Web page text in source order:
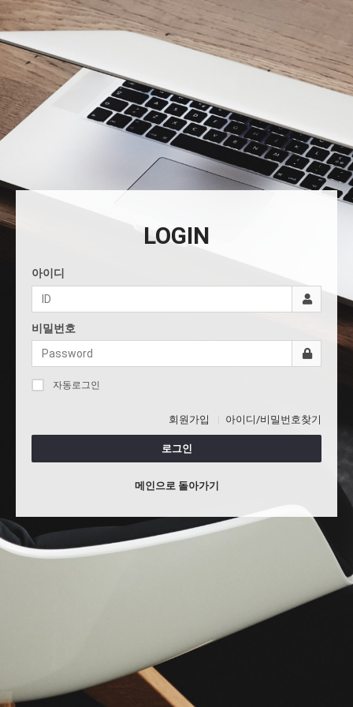
LOGIN
아이디
비밀번호
자동로그인
회원가입 아이디/비밀번호찾기
로그인
메인으로 돌아가기